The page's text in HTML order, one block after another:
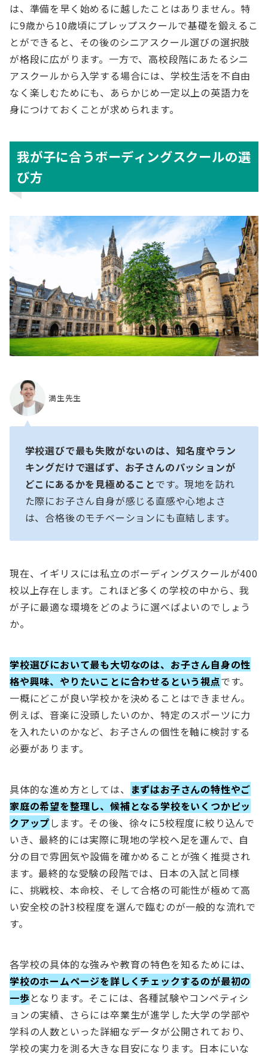
は、準備を早く始めるに越したことはありません。特
に9歳から10歳頃にプレップスクールで基礎を鍛えるこ
とができると、その後のシニアスクール選びの選択肢
が格段に広がります。一方で、高校段階にあたるシニ
アスクールから入学する場合には、学校生活を不自由
なく楽しむためにも、あらかじめ一定以上の英語力を
身につけておくことが求められます。
我が子に合うボーディングスクールの選
び方
満生先生
学校選びで最も失敗がないのは、知名度やラン
キングだけで選ばず、お子さんのパッションが
どこにあるかを見極めることです。現地を訪れ
た際にお子さん自身が感じる直感や心地よさ
は、合格後のモチベーションにも直結します。
現在、イギリスには私立のボーディングスクールが400
校以上存在します。これほど多くの学校の中から、我
が子に最適な環境をどのように選べばよいのでしょう
か。
学校選びにおいて最も大切なのは、お子さん自身の性
格や興味、やりたいことに合わせるという視点です。
一概にどこが良い学校かを決めることはできません。
例えば、音楽に没頭したいのか、特定のスポーツに力
を入れたいのかなど、お子さんの個性を軸に検討する
必要があります。
具体的な進め方としては、 まずはお子さんの特性やご
家庭の希望を整理し、候補となる学校をいくつかピッ
クアップします。その後、徐々に5校程度に絞り込んで
いき、最終的には実際に現地の学校へ足を運んで、自
分の目で雰囲気や設備を確かめることが強く推奨され
ます。最終的な受験の段階では、日本の入試と同様
に、挑戦校、本命校、そして合格の可能性が極めて高
い安全校の計3校程度を選んで臨むのが一般的な流れで
す。
各学校の具体的な強みや教育の特色を知るためには、
学校のホームページを詳しくチェックするのが最初の
一歩となります。そこには、各種試験やコンペティシ
ョンの実績、さらには卒業生が進学した大学の学部や
学科の人数といった詳細なデータが公開されており、
学校の実力を測る大きな目安になります。日本にいな